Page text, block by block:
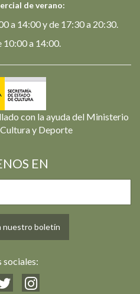
de verano:
a 14:00 y de 17:30 a 20:30.
10:00 a 14:00.
con la ayuda del Ministerio
y Deporte
EN
nuestro boletín
sociales: